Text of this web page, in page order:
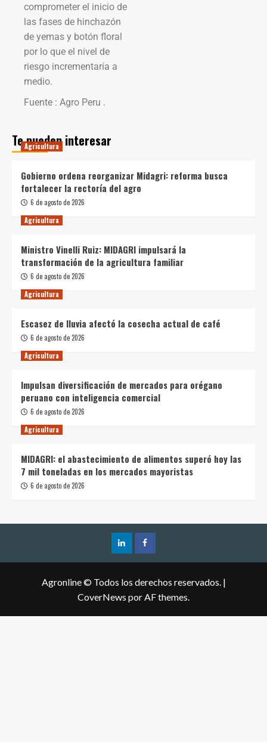
comprometer el inicio de
las fases de hinchazón
de yemas y botón floral
por lo que el nivel de
riesgo incrementaría a
medio.
Fuente : Agro Peru .
Te pueden interesar
Agricultura
Gobierno ordena reorganizar Midagri: reforma busca
fortalecer la rectoría del agro
6 de agosto de 2026
Agricultura
Ministro Vinelli Ruiz: MIDAGRI impulsará la
transformación de la agricultura familiar
6 de agosto de 2026
Agricultura
Escasez de lluvia afectó la cosecha actual de café
6 de agosto de 2026
Agricultura
Impulsan diversificación de mercados para orégano
peruano con inteligencia comercial
6 de agosto de 2026
Agricultura
MIDAGRI: el abastecimiento de alimentos superó hoy las
7 mil toneladas en los mercados mayoristas
6 de agosto de 2026
Agronline © Todos los derechos reservados. |
CoverNews por AF themes.